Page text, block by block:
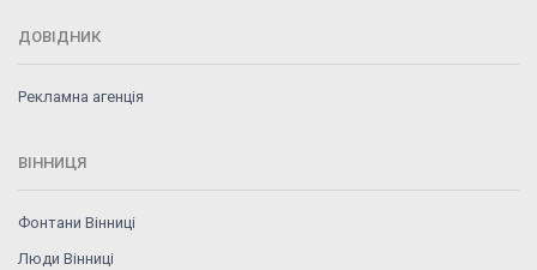
ДОВІДНИК
Рекламна агенція
ВІННИЦЯ
Фонтани Вінниці
Люди Вінниці